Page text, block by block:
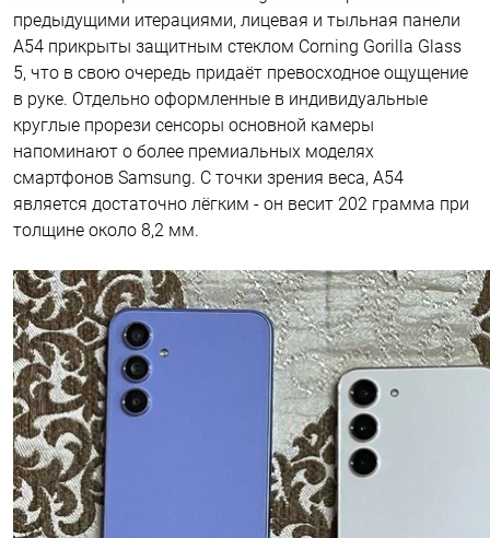
предыдущими итерациями, лицевая и тыльная панели
A54 прикрыты защитным стеклом Corning Gorilla Glass
5, что в свою очередь придаёт превосходное ощущение
в руке. Отдельно оформленные в индивидуальные
круглые прорези сенсоры основной камеры
напоминают о более премиальных моделях
смартфонов Samsung. С точки зрения веса, A54
является достаточно лёгким - он весит 202 грамма при
толщине около 8,2 мм.